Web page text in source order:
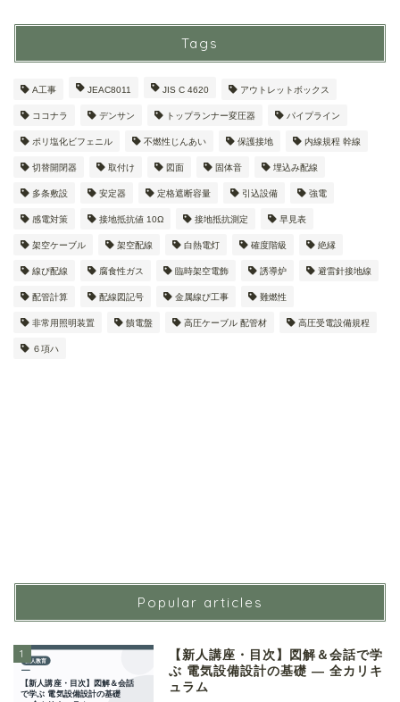
Tags
A工事 JEAC8011 JIS C 4620 アウトレットボックス
ココナラ デンサン トップランナー変圧器 パイプライン
ポリ塩化ビフェニル 不燃性じんあい 保護接地 内線規程 幹線
切替開閉器 取付け 図面 固体音 埋込み配線
多条敷設 安定器 定格遮断容量 引込設備 強電
感電対策 接地抵抗値 10Ω 接地抵抗測定 早見表
架空ケーブル 架空配線 白熱電灯 確度階級 絶縁
線ぴ配線 腐食性ガス 臨時架空電飾 誘導炉 避雷針接地線
配管計算 配線図記号 金属線ぴ工事 難燃性
非常用照明装置 饋電盤 高圧ケーブル 配管材 高圧受電設備規程
６項ハ
Popular articles
1
【新人講座・目次】図解＆会話で学
ぶ 電気設備設計の基礎 ― 全カリキ
ュラム